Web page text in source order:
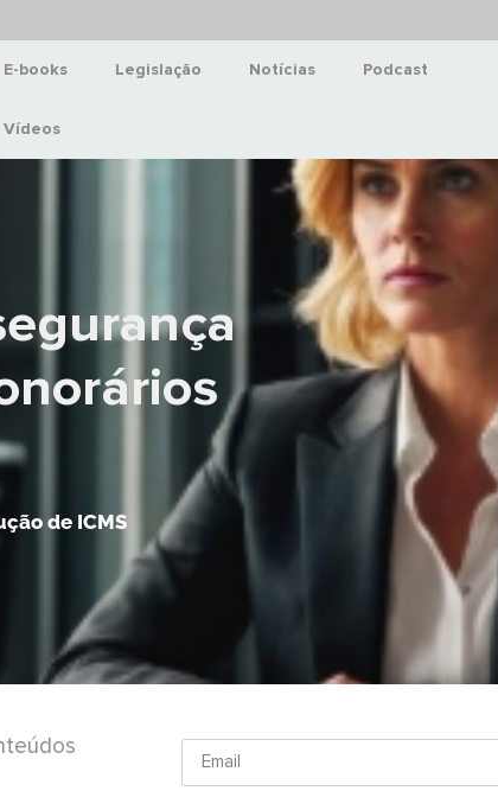
E-books Legislação Notícias Podcast
Vídeos
de ICMS